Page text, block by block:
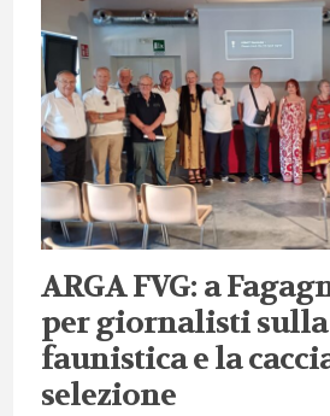
ARGA FVG: a
per giornalisti
faunistica e la
selezione